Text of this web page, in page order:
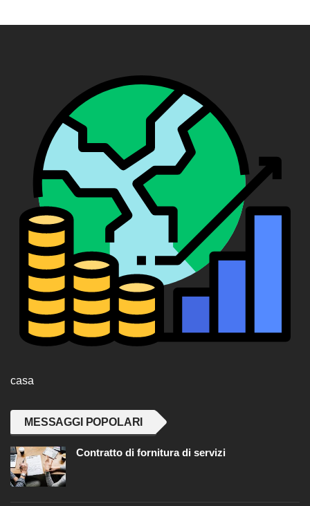
casa
MESSAGGI POPOLARI
Contratto di fornitura di servizi